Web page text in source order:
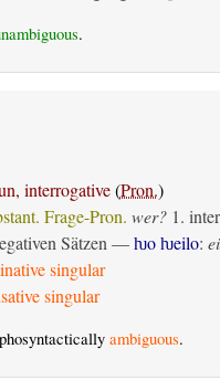
.
interrogative(Pron.)
Frage-Pron. wer?1.
Sätzen —ƕo ƕeilo:
singular
singular
ambiguous.